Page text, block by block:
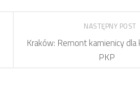
NASTĘPNY POST
Kraków: Remont kamienicy
PKP